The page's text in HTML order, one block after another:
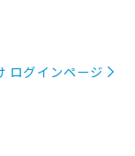
ログインページ